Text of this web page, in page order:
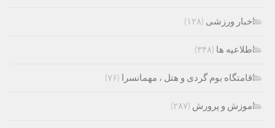
اخبار ورزشی (۱۲۸)
اطلاعیه ها (۳۴۸)
اقامتگاه بوم گردی و هتل ، مهمانسرا (۷۶)
اموزش و پرورش (۲۸۷)